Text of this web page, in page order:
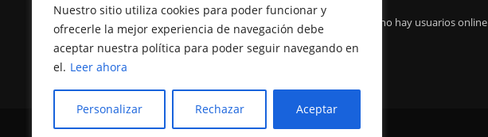
Nuestro sitio utiliza cookies para poder funcionar y
ofrecerle la mejor experiencia de navegación debe
aceptar nuestra política para poder seguir navegando en
el. Leer ahora
Personalizar Rechazar Aceptar
En estos momentos no hay usuarios online